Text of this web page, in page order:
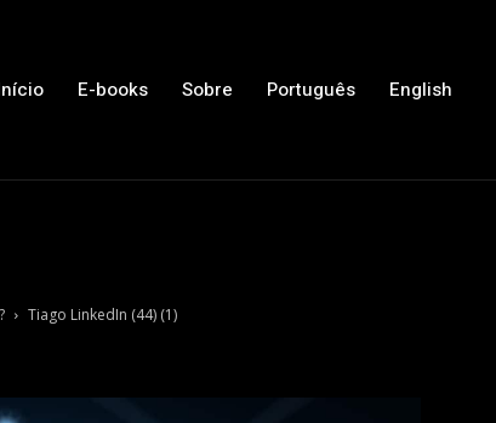
E-books Sobre Português English
Tiago LinkedIn (44) (1)